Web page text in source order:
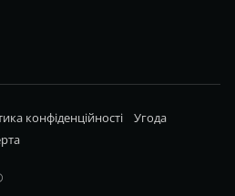
конфіденційності
Угода